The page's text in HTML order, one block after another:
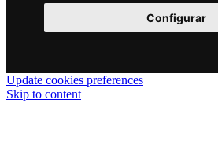
Configurar
Update cookies preferences
Skip to content